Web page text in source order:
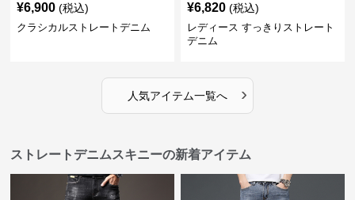
¥6,900 (税込)
クラシカルストレートデニム
¥6,820 (税込)
レディース すっきりストレート
デニム
人気アイテム一覧へ ›
ストレートデニムスキニーの新着アイテム